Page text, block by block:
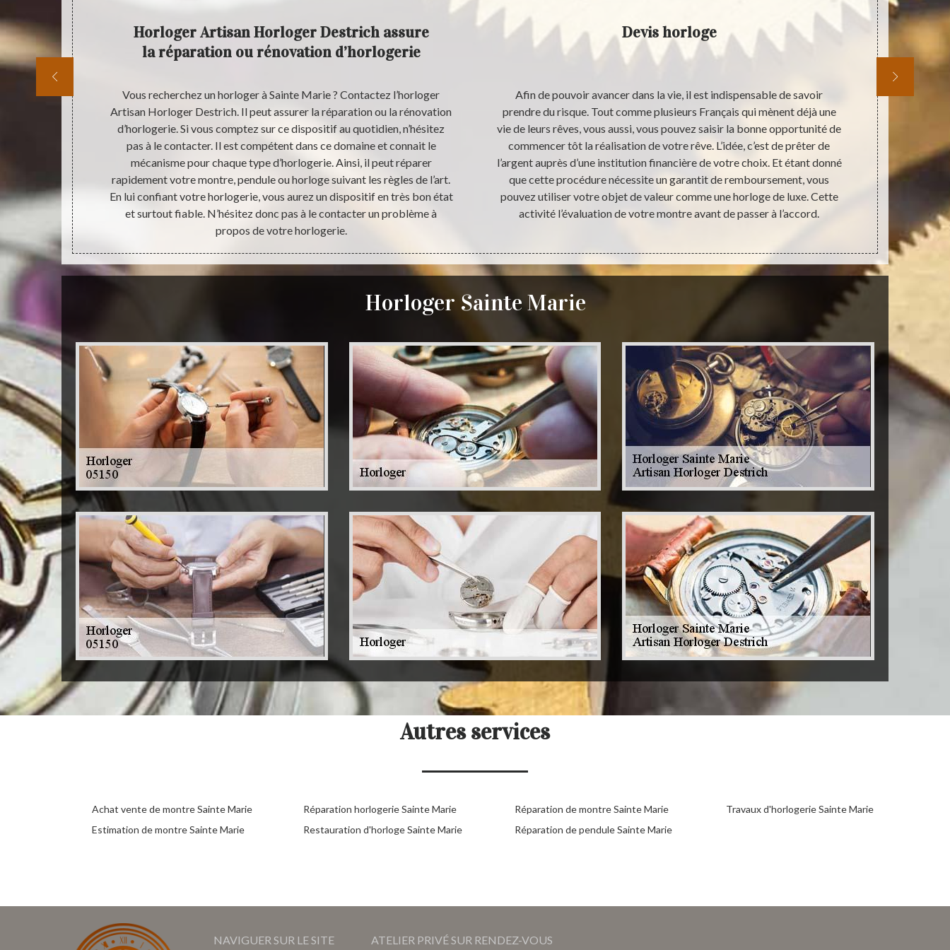
de devis.
ce que le
Horloger Artisan Horloger Destrich assure
la réparation ou rénovation d’horlogerie
Vous recherchez un horloger à Sainte Marie ? Contactez l’horloger
Artisan Horloger Destrich. Il peut assurer la réparation ou la rénovation
d’horlogerie. Si vous comptez sur ce dispositif au quotidien, n’hésitez
pas à le contacter. Il est compétent dans ce domaine et connait le
mécanisme pour chaque type d’horlogerie. Ainsi, il peut réparer
rapidement votre montre, pendule ou horloge suivant les règles de l’art.
En lui confiant votre horlogerie, vous aurez un dispositif en très bon état
et surtout fiable. N’hésitez donc pas à le contacter un problème à
propos de votre horlogerie.
Devis horloge
Afin de pouvoir avancer dans la vie, il est indispensable de savoir
prendre du risque. Tout comme plusieurs Français qui mènent déjà une
vie de leurs rêves, vous aussi, vous pouvez saisir la bonne opportunité de
commencer tôt la réalisation de votre rêve. L’idée, c’est de prêter de
l’argent auprès d’une institution financière de votre choix. Et étant donné
que cette procédure nécessite un garantit de remboursement, vous
pouvez utiliser votre objet de valeur comme une horloge de luxe. Cette
activité l’évaluation de votre montre avant de passer à l’accord.
Tout effort
un projet.
une auto-
sexes.
livraison
Horloger Sainte Marie
Autres services
Achat vente de montre Sainte Marie
Estimation de montre Sainte Marie
Réparation horlogerie Sainte Marie
Restauration d'horloge Sainte Marie
Réparation de montre Sainte Marie
Réparation de pendule Sainte Marie
Travaux d'horlogerie Sainte Marie
NAVIGUER SUR LE SITE ATELIER PRIVÉ SUR RENDEZ-VOUS